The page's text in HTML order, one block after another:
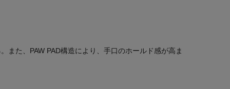
た、PAW PAD構造により、手口のホールド感が高ま